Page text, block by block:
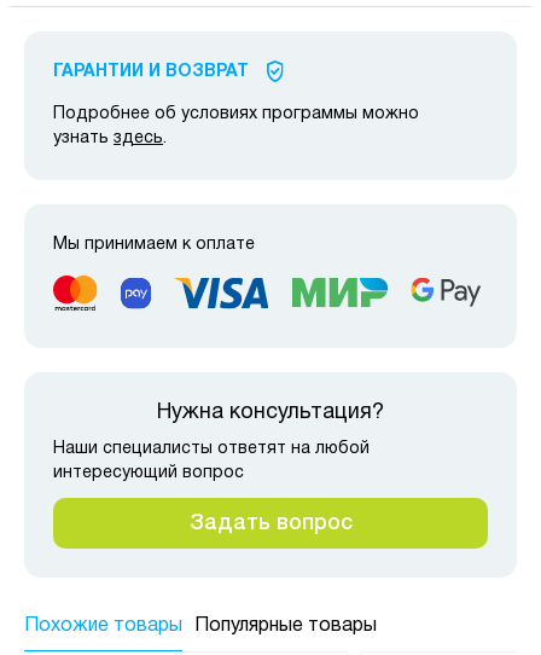
ГАРАНТИИ И ВОЗВРАТ
Подробнее об условиях программы можно
узнать здесь.
Мы принимаем к оплате
Нужна консультация?
Наши специалисты ответят на любой
интересующий вопрос
Задать вопрос
Похожие товары Популярные товары